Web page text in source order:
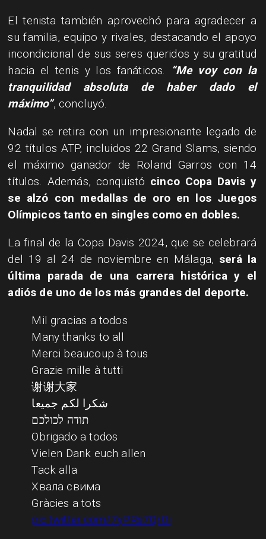
El tenista también aprovechó para agradecer a
su familia, equipo y rivales, destacando el apoyo
incondicional de sus seres queridos y su gratitud
hacia el tenis y los fanáticos.
“Me voy con la
tranquilidad absoluta de haber dado el
máximo”, concluyó.
Nadal se retira con un impresionante legado de
92 títulos ATP, incluidos 22 Grand Slams, siendo
el máximo ganador de Roland Garros con 14
títulos. Además, conquistó cinco Copa Davis y
se alzó con medallas de oro en los Juegos
Olímpicos tanto en singles como en dobles.
La final de la Copa Davis 2024, que se celebrará
del 19 al 24 de noviembre en Málaga, será la
última parada de una carrera histórica y el
adiós de uno de los más grandes del deporte.
Mil gracias a todos
Many thanks to all
Merci beaucoup à tous
Grazie mille à tutti
谢谢大家
شكرا لكم جميعا
תודה לכולכם
Obrigado a todos
Vielen Dank euch allen
Tack alla
Хвала свима
Gràcies a tots
pic.twitter.com/7yPRs7QrOi